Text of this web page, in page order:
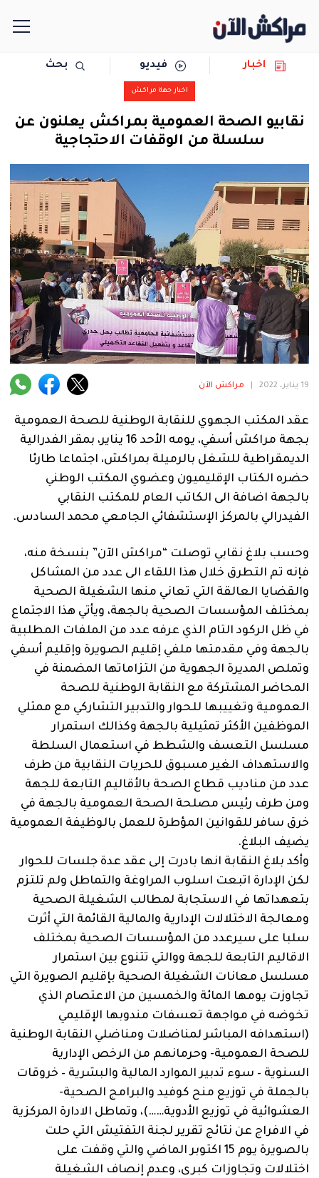
مجتمع
رياضة
حوادث
دولية
المرأة
فنية
منوعة
آراء
اخبار فيديو بحث
اخبار جهة مراكش
نقابيو الصحة العمومية بمراكش يعلنون عن
سلسلة من الوقفات الاحتجاجية
19 يناير، 2022 مراكش الآن
عقد المكتب الجهوي للنقابة الوطنية للصحة العمومية
بجهة مراكش أسفي، يومه الأحد 16 يناير، بمقر الفدرالية
الديمقراطية للشغل بالرميلة بمراكش، اجتماعا طارئا
حضره الكتاب الإقليميون وعضوي المكتب الوطني
بالجهة اضافة الى الكاتب العام للمكتب النقابي
الفيدرالي بالمركز الإستشفائي الجامعي محمد السادس.
وحسب بلاغ نقابي توصلت “مراكش الآن” بنسخة منه،
فإنه تم التطرق خلال هذا اللقاء الى عدد من المشاكل
والقضايا العالقة التي تعاني منها الشغيلة الصحية
بمختلف المؤسسات الصحية بالجهة، ويأتي هذا الاجتماع
في ظل الركود التام الذي عرفه عدد من الملفات المطلبية
بالجهة وفي مقدمتها ملفي إقليم الصويرة وإقليم أسفي
وتملص المديرة الجهوية من التزاماتها المضمنة في
المحاضر المشتركة مع النقابة الوطنية للصحة
العمومية وتغييبها للحوار والتدبير التشاركي مع ممثلي
الموظفين الأكثر تمثيلية بالجهة وكذالك استمرار
مسلسل التعسف والشطط في استعمال السلطة
والاستهداف الغير مسبوق للحريات النقابية من طرف
عدد من مناديب قطاع الصحة بالأقاليم التابعة للجهة
ومن طرف رئيس مصلحة الصحة العمومية بالجهة في
خرق سافر للقوانين المؤطرة للعمل بالوظيفة العمومية
يضيف البلاغ.
وأكد بلاغ النقابة انها بادرت إلى عقد عدة جلسات للحوار
لكن الإدارة اتبعت اسلوب المراوغة والتماطل ولم تلتزم
بتعهداتها في الاستجابة لمطالب الشغيلة الصحية
ومعالجة الاختلالات الإدارية والمالية القائمة التي أثرت
سلبا على سيرعدد من المؤسسات الصحية بمختلف
الاقاليم التابعة للجهة ووالتي تتنوع بين استمرار
مسلسل معانات الشغيلة الصحية بإقليم الصويرة التي
تجاوزت يومها المائة والخمسين من الاعتصام الذي
تخوضه في مواجهة تعسفات مندوبها الإقليمي
(استهدافه المباشر لمناضلات ومناضلي النقابة الوطنية
للصحة العمومية- وحرمانهم من الرخص الإدارية
السنوية – سوء تدبير الموارد المالية والبشرية – خروقات
بالجملة في توزيع منح كوفيد والبرامج الصحية-
العشوائية في توزيع الأدوية……)، وتماطل الادارة المركزية
في الافراج عن نتائج تقرير لجنة التفتيش التي حلت
بالصويرة يوم 15 اكتوبر الماضي والتي وقفت على
اختلالات وتجاوزات كبرى، وعدم إنصاف الشغيلة